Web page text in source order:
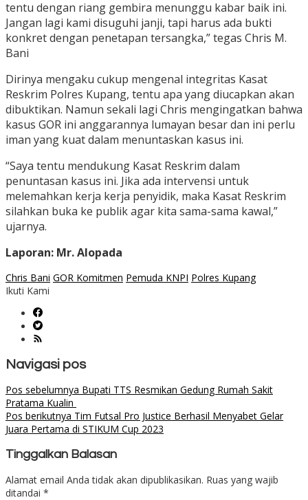
tentu dengan riang gembira menunggu kabar baik ini.
Jangan lagi kami disuguhi janji, tapi harus ada bukti
konkret dengan penetapan tersangka,” tegas Chris M.
Bani
Dirinya mengaku cukup mengenal integritas Kasat
Reskrim Polres Kupang, tentu apa yang diucapkan akan
dibuktikan. Namun sekali lagi Chris mengingatkan bahwa
kasus GOR ini anggarannya lumayan besar dan ini perlu
iman yang kuat dalam menuntaskan kasus ini.
“Saya tentu mendukung Kasat Reskrim dalam
penuntasan kasus ini. Jika ada intervensi untuk
melemahkan kerja kerja penyidik, maka Kasat Reskrim
silahkan buka ke publik agar kita sama-sama kawal,”
ujarnya.
Laporan: Mr. Alopada
Chris Bani GOR Komitmen Pemuda KNPI Polres Kupang
Ikuti Kami
Navigasi pos
Pos sebelumnya Bupati TTS Resmikan Gedung Rumah Sakit
Pratama Kualin
Pos berikutnya Tim Futsal Pro Justice Berhasil Menyabet Gelar
Juara Pertama di STIKUM Cup 2023
Tinggalkan Balasan
Alamat email Anda tidak akan dipublikasikan. Ruas yang wajib
ditandai *